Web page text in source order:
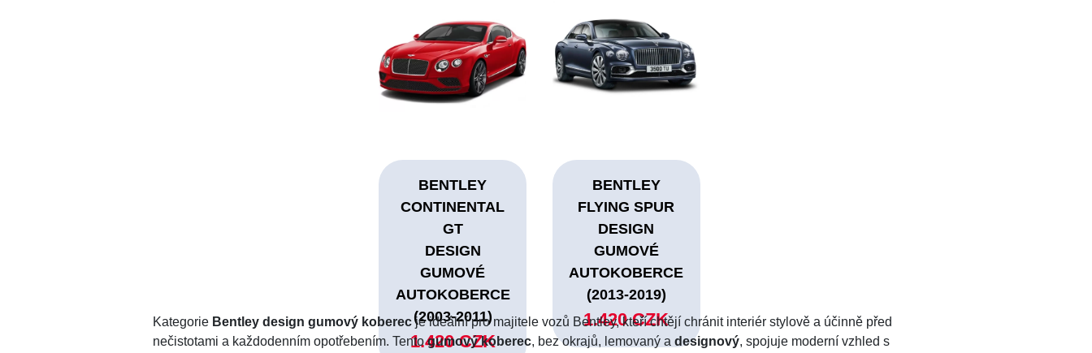
BENTLEY
CONTINENTAL
GT
DESIGN
GUMOVÉ
AUTOKOBERCE
(2003-2011)
1.420 CZK
BENTLEY
FLYING SPUR
DESIGN
GUMOVÉ
AUTOKOBERCE
(2013-2019)
1.420 CZK
Kategorie Bentley design gumový koberecje ideální pro majitele vozů Bentley, kteří chtějí chránit interiér stylově a účinně před
nečistotami a každodenním opotřebením. Tentogumový koberec, bez okrajů, lemovaný adesignový, spojuje moderní vzhled s